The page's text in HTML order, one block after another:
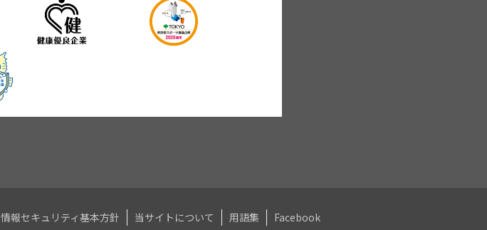
情報セキュリティ基本方針 当サイトについて 用語集 Facebook